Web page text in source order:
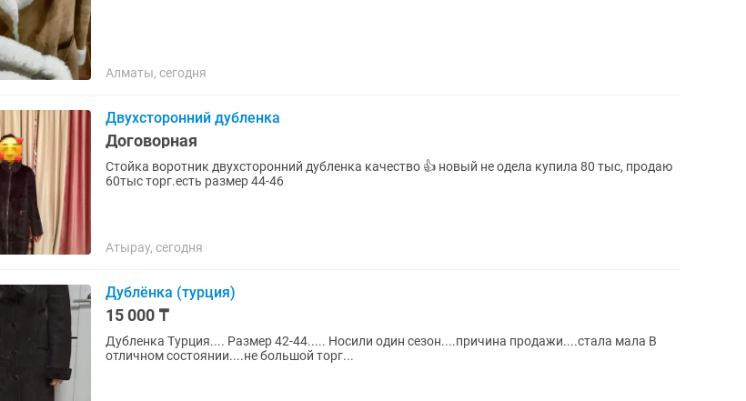
Алматы, сегодня
Двухсторонний дубленка
Договорная
Стойка воротник двухсторонний дубленка качество 👍 новый не одела купила 80 тыс, продаю
60тыс торг.есть размер 44-46
Атырау, сегодня
Дублёнка (турция)
15 000 ₸
Дубленка Турция.... Размер 42-44..... Носили один сезон....причина продажи....стала мала В
отличном состоянии....не большой торг...